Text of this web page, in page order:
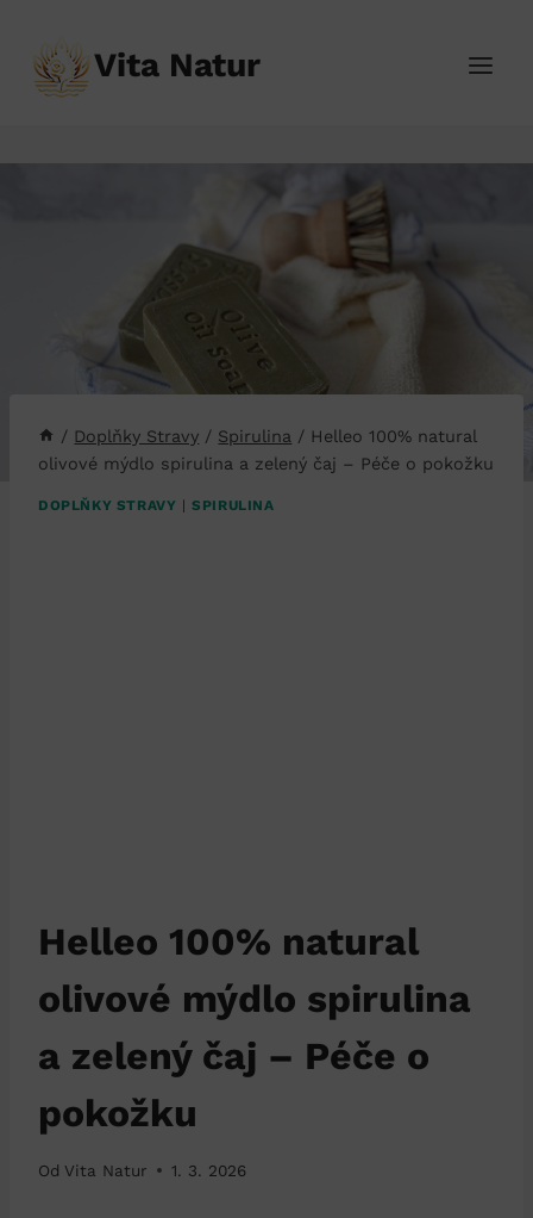
obsah
Vita Natur
/ Doplňky Stravy / Spirulina / Helleo 100% natural
olivové mýdlo spirulina a zelený čaj – Péče o pokožku
DOPLŇKY STRAVY |SPIRULINA
Helleo 100% natural
olivové mýdlo spirulina
a zelený čaj – Péče o
pokožku
Od Vita Natur 1. 3. 2026